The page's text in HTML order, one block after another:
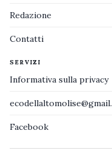
Redazione
Contatti
SERVIZI
Informativa sulla privacy
Facebook